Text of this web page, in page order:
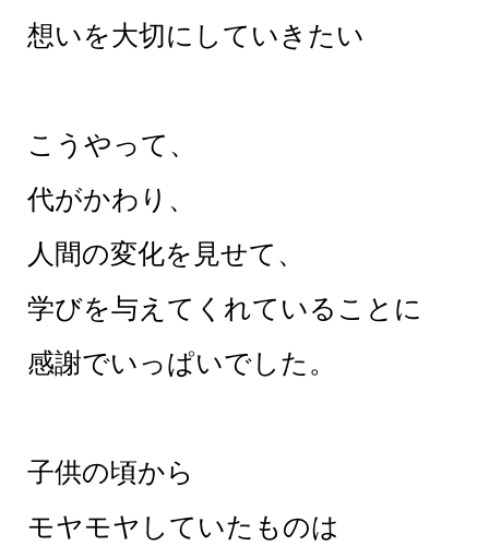
想いを大切にしていきたい
こうやって、
代がかわり、
人間の変化を見せて、
学びを与えてくれていることに
感謝でいっぱいでした。
子供の頃から
モヤモヤしていたものは